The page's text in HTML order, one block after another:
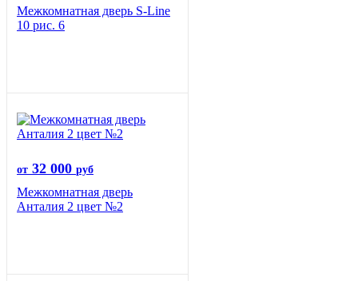
Межкомнатная дверь S-Line
10 рис. 6
от 32 000 руб
Межкомнатная дверь
Анталия 2 цвет №2